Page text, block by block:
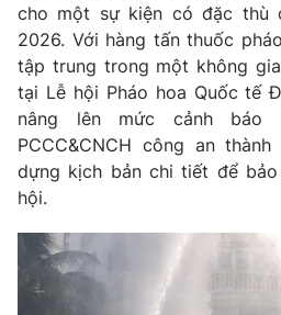
cho một sự kiện có đặc thù
2026. Với hàng tấn thuốc
tập trung trong một không
tại Lễ hội Pháo hoa Quốc tế
nâng lên mức cảnh báo
PCCC&CNCH công an
dựng kịch bản chi tiết để
hội.